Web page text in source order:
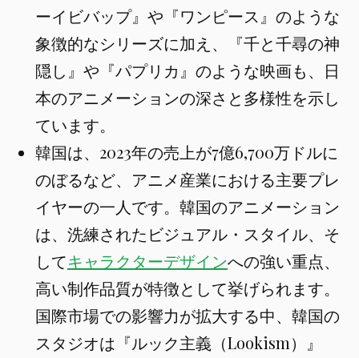
ーイビバップ』や『ワンピース』のような
象徴的なシリーズに加え、『千と千尋の神
隠し』や『パプリカ』のような映画も、日
本のアニメーションの深さと多様性を示し
ています。
韓国は、2023年の売上が7億6,700万ドルに
のぼるなど、アニメ産業における主要プレ
イヤーの一人です。韓国のアニメーション
は、洗練されたビジュアル・スタイル、そ
してキャラクターデザインへの強い重点、
高い制作品質が特徴として挙げられます。
国際市場での影響力が拡大する中、韓国の
スタジオは『ルック主義（Lookism）』